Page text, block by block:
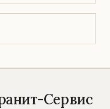
Сервис